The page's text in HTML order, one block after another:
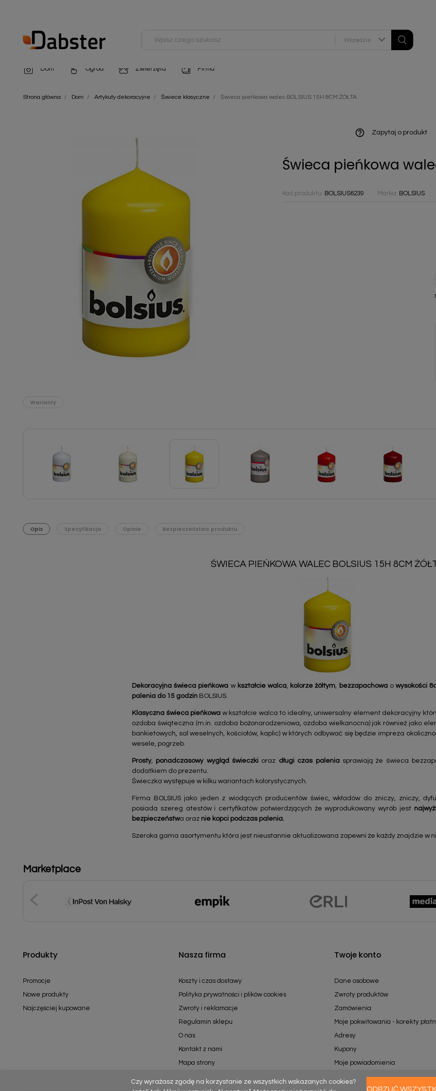
Wszędzie
Dom
Artykuły dekoracyjne
Ogród
Chemia do architektury ogrodowej
Nawozy i preparaty
Narzędzia ogrodnicze
Pozostałe
Środki ochrony roślin
Środki ochrony roślin dla profesjonalistów
Zobacz wszystkie
Zwierzęta
Szampony i odżywki
Zobacz wszystkie
Firma
Artykuły Higieniczne
Strona główna Dom Artykuły dekoracyjne Świece klasyczne Świeca pieńkowa walec BOLSIUS 15H 8CM ŻÓŁTA
help_outline Zapytaj o produkt
Świeca pieńkowa
Kod produktu: BOLSIUS6239 Marka: BOLSIUS
Warianty
Opis Specyfikacja Opinie Bezpieczeństwo produktu
ŚWIECA PIEŃKOWA WALEC BOLSIUS 15H 8CM
Dekoracyjna świeca pieńkowa w kształcie walca, kolorze żółtym, bezzapachowaowysokości
palenia do 15 godzin BOLSIUS.
Klasyczna świeca pieńkowa w kształcie walca to idealny, uniwersalny element dekoracyjny
ozdoba świąteczna (m.in. ozdoba bożonarodzeniowa, ozdoba wielkanocna) jak również jako
bankietowych, sal weselnych, kościołów, kaplic) w których odbywać się będzie impreza
wesele, pogrzeb.
Prosty, ponadczasowy wygląd świeczki oraz długi czas paleniasprawiają że świeca
dodatkiem do prezentu.
Świeczka występuje w kilku wariantach kolorystycznych.
Firma BOLSIUS jako jeden z wiodących producentów świec, wkładów do zniczy, zniczy,
posiada szereg atestów i certyfikatów potwierdzjących że wyprodukowany wyrób jest
bezpieczeństwa oraz nie kopci podczas palenia.
Szeroka gama asortymentu która jest nieustannie aktualizowana zapewni że każdy znajdzie w
Marketplace
Produkty
Promocje
Nowe produkty
Najczęściej kupowane
Nasza firma
Koszty i czas dostawy
Polityka prywatności i plików cookies
Zwroty i reklamacje
Regulamin sklepu
O nas
Kontakt z nami
Mapa strony
Twoje konto
Dane osobowe
Zwroty produktów
Zamówienia
Moje pokwitowania - korekty
Adresy
Kupony
Moje powiadomienia
Czy wyrażasz zgodę na korzystanie ze wszystkich wskazanych cookies?
ODRZUĆ